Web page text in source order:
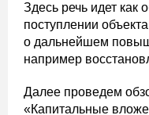
Здесь речь идет как
поступлении
о дальнейшем
например
Далее проведем
«Капитальные